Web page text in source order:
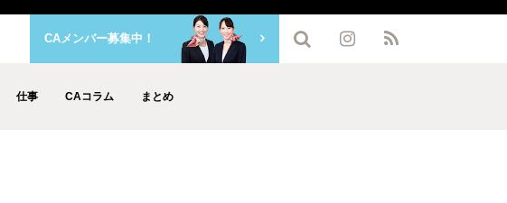
仕事 CAコラム まとめ
CAメンバー募集中！